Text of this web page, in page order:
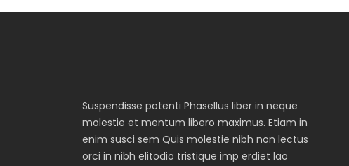
Suspendisse potenti Phasellus liber in neque
molestie et mentum libero maximus. Etiam in
enim susci sem Quis molestie nibh non lectus
orci in nibh elitodio tristique imp erdiet lao